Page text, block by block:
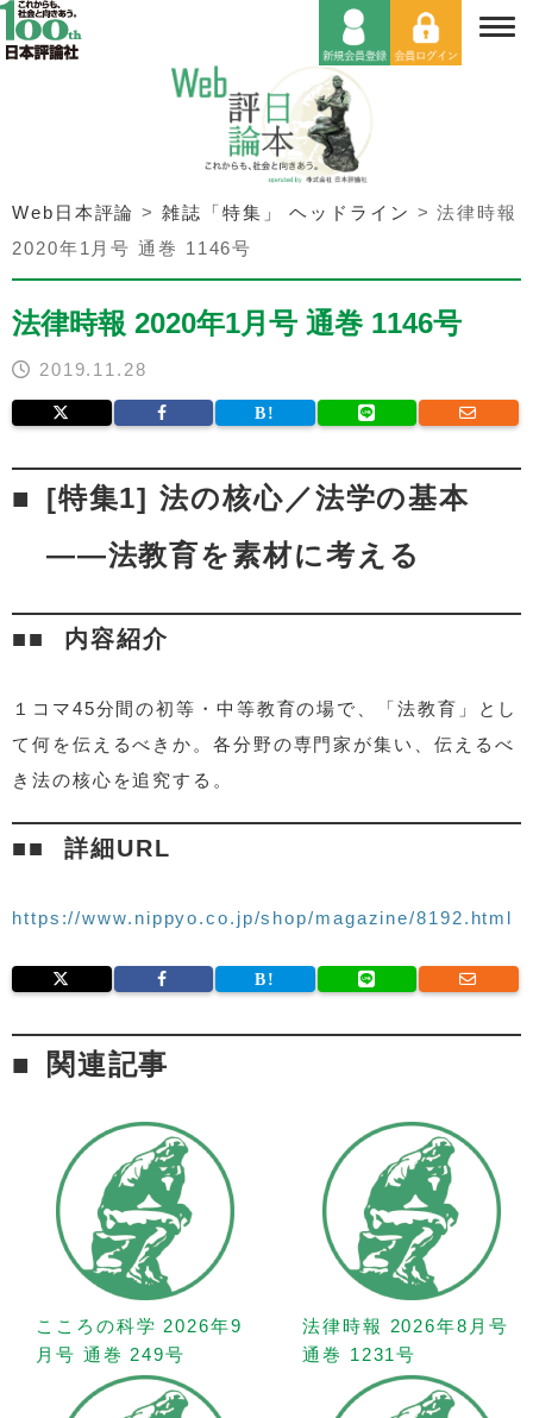
Web日本評論 >雑誌「特集」 ヘッドライン >法律時報
2020年1月号 通巻 1146号
法律時報 2020年1月号 通巻 1146号
2019.11.28
[特集1] 法の核心／法学の基本
——法教育を素材に考える
内容紹介
１コマ45分間の初等・中等教育の場で、「法教育」とし
て何を伝えるべきか。各分野の専門家が集い、伝えるべ
き法の核心を追究する。
詳細URL
https://www.nippyo.co.jp/shop/magazine/8192.html
関連記事
こころの科学 2026年9
月号 通巻 249号
法律時報 2026年8月号
通巻 1231号